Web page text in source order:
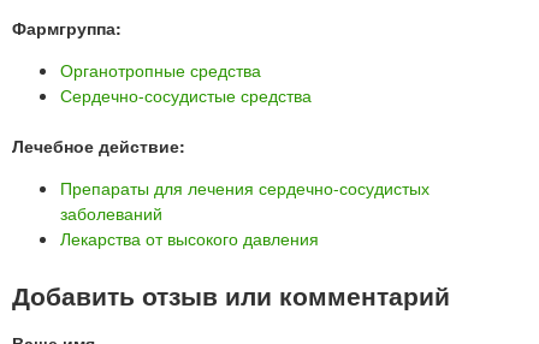
Фармгруппа:
Органотропные средства
Сердечно-сосудистые средства
Лечебное действие:
Препараты для лечения сердечно-сосудистых
заболеваний
Лекарства от высокого давления
Добавить отзыв или комментарий